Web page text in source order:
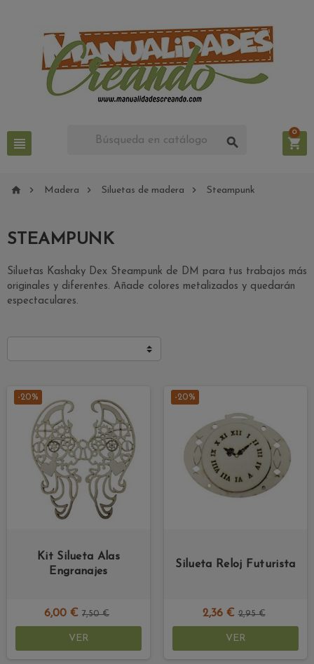
  
0
  Madera  Siluetas de madera  Steampunk
STEAMPUNK
Siluetas Kashaky Dex Steampunk de DM para tus trabajos más
originales y diferentes. Añade colores metalizados y quedarán
espectaculares.
-20%
Kit Silueta Alas
Engranajes
6,00 € 7,50 €
VER
-20%
Silueta Reloj Futurista
2,36 € 2,95 €
VER